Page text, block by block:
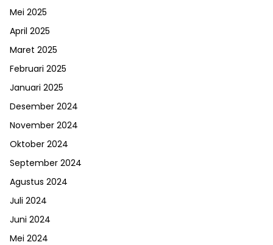
Mei 2025
April 2025
Maret 2025
Februari 2025
Januari 2025
Desember 2024
November 2024
Oktober 2024
September 2024
Agustus 2024
Juli 2024
Juni 2024
Mei 2024